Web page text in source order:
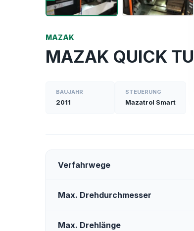
MAZAK
MAZAK QUICK
BAUJAHR
2011
STEUERUNG
Mazatrol Smart
Verfahrwege
Max. Drehdurchmesser
Max. Drehlänge